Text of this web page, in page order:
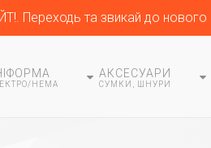
Переходь та звикай до нового
HEMA
АКСЕСУАРИ
СУМКИ, ШНУРИ